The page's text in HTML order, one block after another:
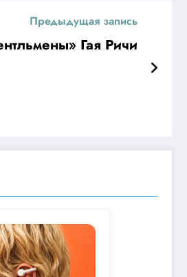
Предыдущая запись
Гая Ричи